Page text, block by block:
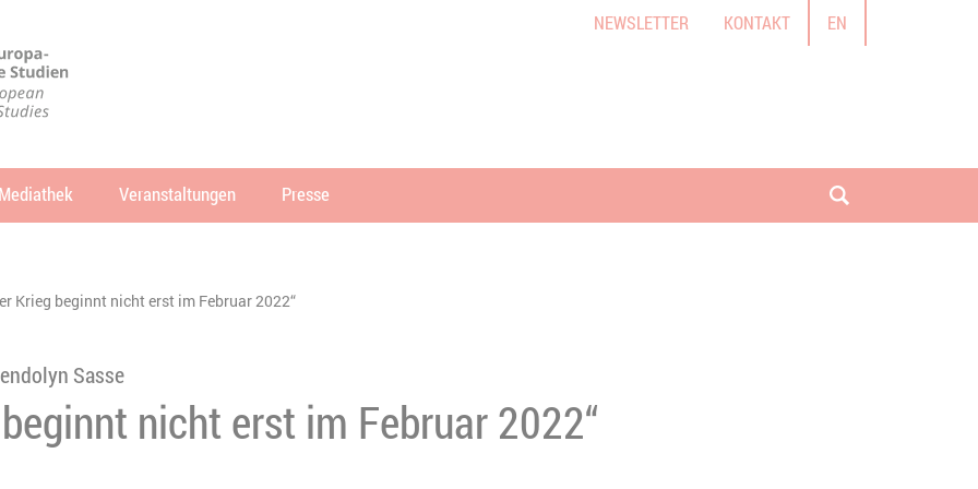
NEWSLETTER KONTAKT EN
Mediathek Veranstaltungen Presse Suche öffnen
Krieg beginnt nicht erst im Februar 2022“
Sasse
nicht erst im Februar 2022“